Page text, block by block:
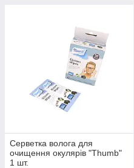
Серветка волога для
очищення окулярів "Thumb"
1 шт.